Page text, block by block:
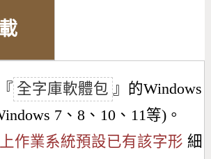
全字庫軟體包 』的Windows
7、8、10、11等)。
作業系統預設已有該字形 細